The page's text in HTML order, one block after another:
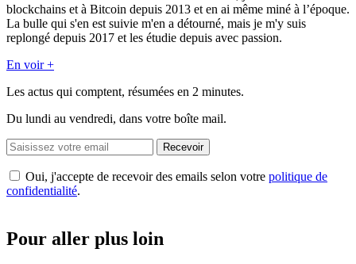
blockchains et à Bitcoin depuis 2013 et en ai même miné à l’époque.
La bulle qui s'en est suivie m'en a détourné, mais je m'y suis
replongé depuis 2017 et les étudie depuis avec passion.
En voir +
Les actus qui comptent, résumées en 2 minutes.
Du lundi au vendredi, dans votre boîte mail.
Recevoir
Oui, j'accepte de recevoir des emails selon votre politique de
confidentialité.
Pour aller plus loin